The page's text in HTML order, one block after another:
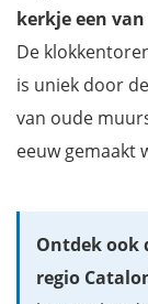
kerkje een
De
is uniek door
van oude
eeuw gemaakt
Ontdek ook
regio